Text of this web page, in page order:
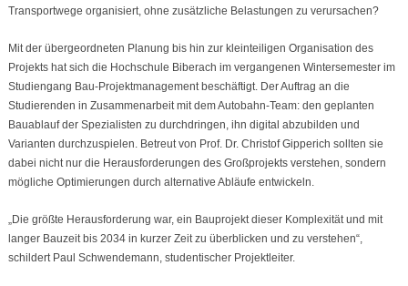
Transportwege organisiert, ohne zusätzliche Belastungen zu verursachen?
Mit der übergeordneten Planung bis hin zur kleinteiligen Organisation des
Projekts hat sich die Hochschule Biberach im vergangenen Wintersemester im
Studiengang Bau-Projektmanagement beschäftigt. Der Auftrag an die
Studierenden in Zusammenarbeit mit dem Autobahn-Team: den geplanten
Bauablauf der Spezialisten zu durchdringen, ihn digital abzubilden und
Varianten durchzuspielen. Betreut von Prof. Dr. Christof Gipperich sollten sie
dabei nicht nur die Herausforderungen des Großprojekts verstehen, sondern
mögliche Optimierungen durch alternative Abläufe entwickeln.
„Die größte Herausforderung war, ein Bauprojekt dieser Komplexität und mit
langer Bauzeit bis 2034 in kurzer Zeit zu überblicken und zu verstehen“,
schildert Paul Schwendemann, studentischer Projektleiter.